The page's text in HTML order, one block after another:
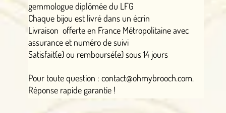
gemmologue diplômée du LFG
Chaque bijou est livré dans un écrin
Livraison offerte en France Métropolitaine avec
assurance et numéro de suivi
Satisfait(e) ou remboursé(e) sous 14 jours
Pour toute question : contact@ohmybrooch.com.
Réponse rapide garantie !